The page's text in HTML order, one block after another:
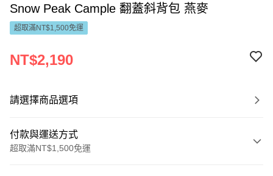
Snow Peak Cample 翻蓋斜背包 燕麥
超取滿NT$1,500免運
NT$2,190
請選擇商品選項
付款與運送方式
超取滿NT$1,500免運